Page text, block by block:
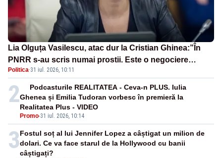
Lia Olguța Vasilescu, atac dur la Cristian Ghinea:”În
PNRR s-au scris numai prostii. Este o negociere
proastă pe care a făcut-o”
Politica·31 iul. 2026, 10:11
2
Promo-31 iul. 2026, 10:14
Podcasturile REALITATEA - Ceva-n PLUS. Iulia
Ghenea și Emilia Tudoran vorbesc în premieră la
Realitatea Plus - VIDEO
3Fostul soț al lui Jennifer Lopez a câștigat un milion de
dolari. Ce va face starul de la Hollywood cu banii
câștigați?